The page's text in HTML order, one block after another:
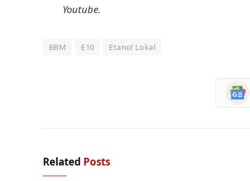
Youtube.
BBM E10 Etanol Lokal
Related Posts